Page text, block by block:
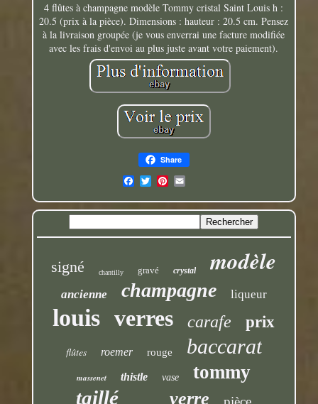
4 flûtes à champagne modèle Tommy cristal Saint Louis h :
20.5 (prix à la pièce). Dimensions : hauteur : 20.5 cm. Pensez
à la livraison groupée (je vous enverrai une facture modifiée
avec les frais d'envoi au plus juste avant votre paiement).
Share
signé chantilly gravé crystal modèle
ancienne champagne liqueur
louis verres carafe prix
flûtes roemer rouge baccarat
massenet thistle vase tommy
taillé verre